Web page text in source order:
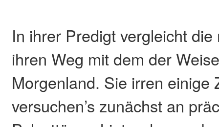
In ihrer Predigt vergleicht
ihren Weg mit dem der
Morgenland. Sie irren einige
versuchen’s zunächst an